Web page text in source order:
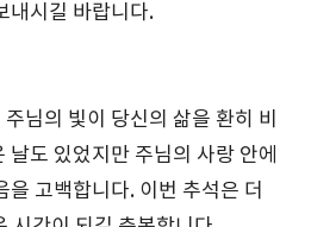
내시길 바랍니다.
님의 빛이 당신의 삶을 환히 비
도 있었지만 주님의 사랑 안에
을 고백합니다. 이번 추석은 더